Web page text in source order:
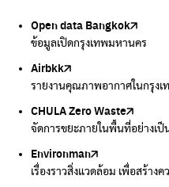
Open data Bangkok
ข้อมูลเปิดกรุงเทพมหานคร
Airbkk
รายงานคุณภาพอากาศในกรุงเ
CHULA Zero Waste
จัดการขยะภายในพื้นที่อย่างเป็
Environman
เรื่องราวสิ่งแวดล้อม เพื่อสร้าง
ลุงซาเล้งกับขยะที่หายไป
เริ่มแยกขยะตั้งแต่วันนี้ เดี๋ยวลุงส
Kong Green Green
นำเสนอเรื่องราวเกี่ยวกับขยะ ที่
How to ting
การแยกขยะให้สนุก
Loopers
รวบรวมและส่งต่อเสื้อผ้ามือส
Air4Thai
ตรวจสอบสภาพอากาศรอบตัวคุ
IQAir Airvisual
แอปพลิเคชั่น "หมอชัวร์" จากกร
เตะฝุ่น
แผนที่การระบายอากาศในช่วง
We park
เครือข่ายพัฒนาเมืองและชุมชน
มูลนิธิโลกสีเขียว
สร้างโลกเขียวด้วยพลังเรียนรู้
กรมควบคุมมลพิษ
แหล่งข้อมูลเกี่ยวกับมาตรฐานคุ
สำนักสิ่งแวดล้อม กรุงเทพมหา
ศูนย์ข้อมูลกระจายข่าวส่งเสริม
Net Zero Carbon
Everything about our planet